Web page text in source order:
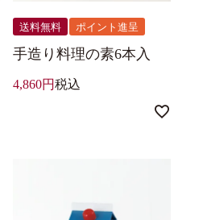
送料無料 ポイント進呈
手造り料理の素6本入
4,860 税込